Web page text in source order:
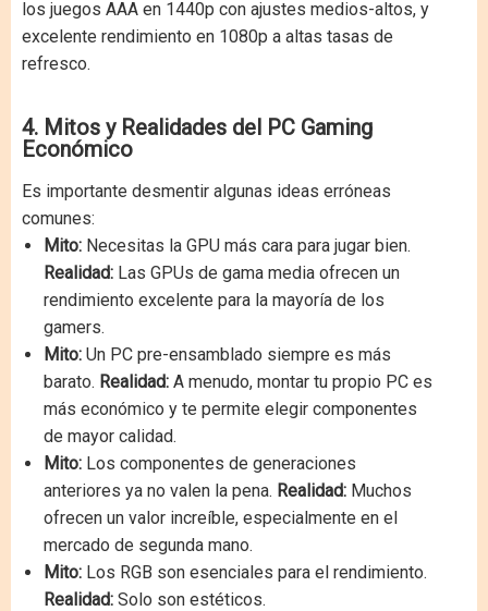
los juegos AAA en 1440p con ajustes medios-altos, y
excelente rendimiento en 1080p a altas tasas de
refresco.
4. Mitos y Realidades del PC Gaming
Económico
Es importante desmentir algunas ideas erróneas
comunes:
Mito: Necesitas la GPU más cara para jugar bien.
Realidad: Las GPUs de gama media ofrecen un
rendimiento excelente para la mayoría de los
gamers.
Mito: Un PC pre-ensamblado siempre es más
barato. Realidad: A menudo, montar tu propio PC es
más económico y te permite elegir componentes
de mayor calidad.
Mito: Los componentes de generaciones
anteriores ya no valen la pena. Realidad: Muchos
ofrecen un valor increíble, especialmente en el
mercado de segunda mano.
Mito: Los RGB son esenciales para el rendimiento.
Realidad: Solo son estéticos.